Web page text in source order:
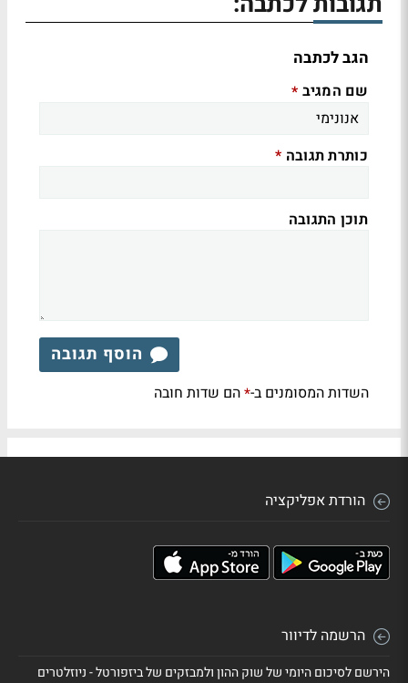
הגב לכתבה
שם המגיב *
כותרת תגובה *
תוכן התגובה
הוסף תגובה
השדות המסומנים ב-*הם שדות חובה
הורדת אפליקציה
הרשמה לדיוור
הירשם לסיכום היומי של שוק ההון ולמבזקים של ביזפורטל - ניוזלטרים